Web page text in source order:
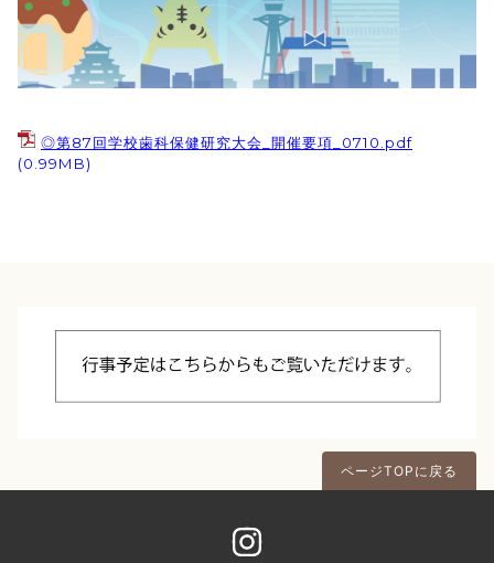
◎第87回学校歯科保健研究大会_開催要項_0710.pdf
(0.99MB)
ページTOPに戻る